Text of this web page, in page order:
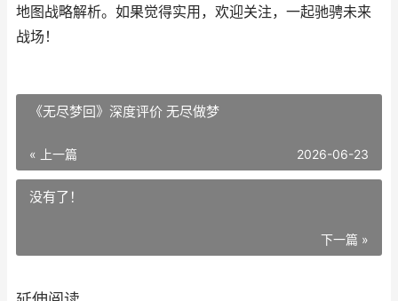
地图战略解析。如果觉得实用，欢迎关注，一起驰骋未来
战场！
《无尽梦回》深度评价 无尽做梦
« 上一篇 2026-06-23
没有了！
下一篇 »